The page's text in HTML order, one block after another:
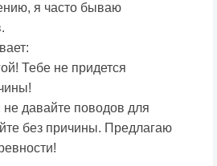
я часто бываю
Тебе не придется
давайте поводов для
без причины. Предлагаю